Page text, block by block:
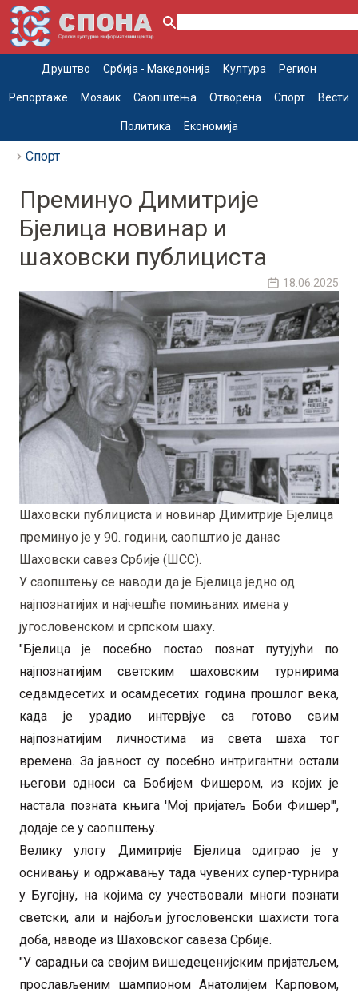
Друштво Србија - Македонија Култура Регион
Репортаже Мозаик Саопштења Отворена Спорт Вести
Политика Економија
Спорт
Преминуо Димитрије
Бјелица новинар и
шаховски публициста
18.06.2025
Шаховски публициста и новинар Димитрије Бјелица
преминуо је у 90. години, саопштио је данас
Шаховски савез Србије (ШСС).
У саопштењу се наводи да је Бјелица једно од
најпознатијих и најчешће помињаних имена у
југословенском и српском шаху.
"Бјелица је посебно постао познат путујући по
најпознатијим светским шаховским турнирима
седамдесетих и осамдесетих година прошлог века,
када је урадио интервјуе са готово свим
најпознатијим личностима из света шаха тог
времена. За јавност су посебно интригантни остали
његови односи са Бобијем Фишером, из којих је
настала позната књига 'Мој пријатељ Боби Фишер'",
додаје се у саопштењу.
Велику улогу Димитрије Бјелица одиграо је у
оснивању и одржавању тада чувених супер-турнира
у Бугојну, на којима су учествовали многи познати
светски, али и најбољи југословенски шахисти тога
доба, наводе из Шаховског савеза Србије.
"У сарадњи са својим вишедеценијским пријатељем,
прослављеним шампионом Анатолијем Карповом,